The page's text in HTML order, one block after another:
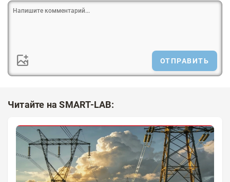
ОТПРАВИТЬ
Читайте на SMART-LAB: